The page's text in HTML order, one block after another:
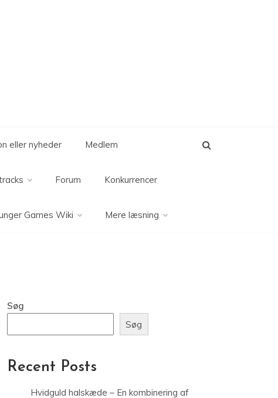
eller nyheder Medlem
Forum Konkurrencer
Games Wiki Mere læsning
Søg
Søg
Recent Posts
Hvidguld halskæde – En kombinering af